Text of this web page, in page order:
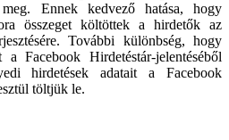
Ennek kedvező hatása, hogy
összeget költöttek a hirdetők az
További különbség, hogy
Facebook Hirdetéstár-jelentéséből
hirdetések adatait a Facebook
töltjük le.